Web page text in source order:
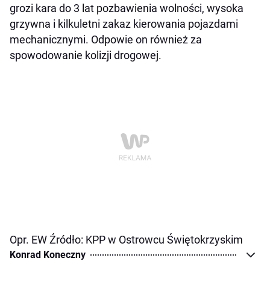
grozi kara do 3 lat pozbawienia wolności, wysoka
grzywna i kilkuletni zakaz kierowania pojazdami
mechanicznymi. Odpowie on również za
spowodowanie kolizji drogowej.
Opr. EW Źródło: KPP w Ostrowcu Świętokrzyskim
Konrad Koneczny